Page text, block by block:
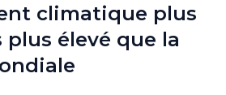
climatique plus
élevé que la